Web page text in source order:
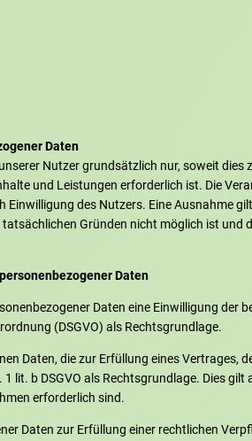
Daten
Nutzer grundsätzlich nur, soweit dies
und Leistungen erforderlich ist. Die
des Nutzers. Eine Ausnahme
Gründen nicht möglich ist und
Daten
Daten eine Einwilligung der
(DSGVO) als Rechtsgrundlage.
Daten, die zur Erfüllung eines Vertrages,
lit. b DSGVO als Rechtsgrundlage. Dies
erforderlich sind.
Daten zur Erfüllung einer rechtlichen